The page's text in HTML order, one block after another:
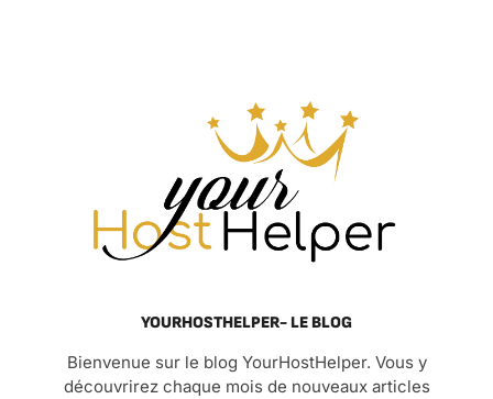
YOURHOSTHELPER- LE BLOG
Bienvenue sur le blog YourHostHelper. Vous y
découvrirez chaque mois de nouveaux articles